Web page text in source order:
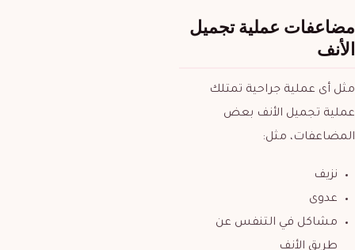
مضاعفات عملية تجميل
الأنف
مثل أى عملية جراحية تمتلك
عملية تجميل الأنف بعض
المضاعفات، مثل:
نزيف
عدوى
مشاكل في التنفس عن
طريق الأنف